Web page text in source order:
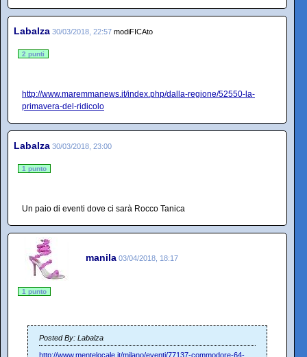
Labalza 30/03/2018, 22:57 modiFICAto
2 punti
http://www.maremmanews.it/index.php/dalla-regione/52550-la-
primavera-del-ridicolo
Labalza 30/03/2018, 23:00
1 punto
Un paio di eventi dove ci sarà Rocco Tanica
manila 03/04/2018, 18:17
1 punto
Posted By: Labalza
http://www.mentelocale.it/milano/eventi/77137-commodore-64-